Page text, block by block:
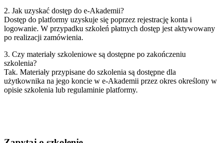
2. Jak uzyskać dostęp do e‑Akademii?
Dostęp do platformy uzyskuje się poprzez rejestrację konta i
logowanie. W przypadku szkoleń płatnych dostęp jest aktywowany
po realizacji zamówienia.
3. Czy materiały szkoleniowe są dostępne po zakończeniu
szkolenia?
Tak. Materiały przypisane do szkolenia są dostępne dla
użytkownika na jego koncie w e‑Akademii przez okres określony w
opisie szkolenia lub regulaminie platformy.